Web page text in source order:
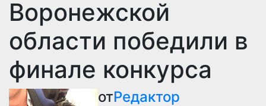
Воронежской
области победили в
финале конкурса
отРедактор